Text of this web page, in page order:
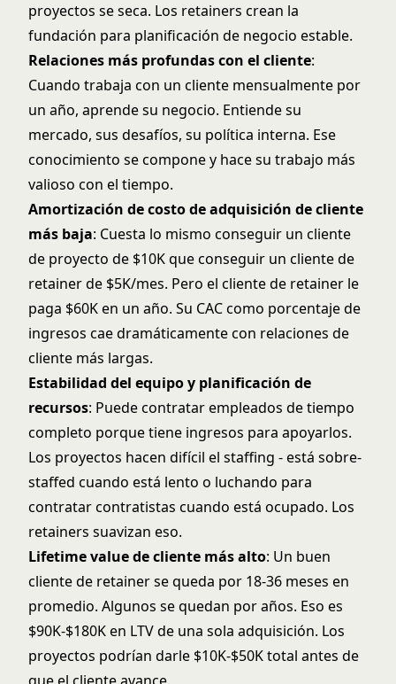
proyectos se seca. Los retainers crean la
fundación para planificación de negocio estable.
Relaciones más profundas con el cliente:
Cuando trabaja con un cliente mensualmente por
un año, aprende su negocio. Entiende su
mercado, sus desafíos, su política interna. Ese
conocimiento se compone y hace su trabajo más
valioso con el tiempo.
Amortización de costo de adquisición de cliente
más baja: Cuesta lo mismo conseguir un cliente
de proyecto de $10K que conseguir un cliente de
retainer de $5K/mes. Pero el cliente de retainer le
paga $60K en un año. Su CAC como porcentaje de
ingresos cae dramáticamente con relaciones de
cliente más largas.
Estabilidad del equipo y planificación de
recursos: Puede contratar empleados de tiempo
completo porque tiene ingresos para apoyarlos.
Los proyectos hacen difícil el staffing - está sobre-
staffed cuando está lento o luchando para
contratar contratistas cuando está ocupado. Los
retainers suavizan eso.
Lifetime value de cliente más alto: Un buen
cliente de retainer se queda por 18-36 meses en
promedio. Algunos se quedan por años. Eso es
$90K-$180K en LTV de una sola adquisición. Los
proyectos podrían darle $10K-$50K total antes de